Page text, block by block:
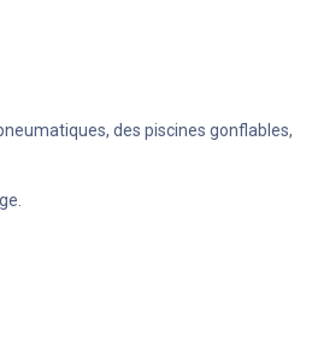
des piscines gonflables,